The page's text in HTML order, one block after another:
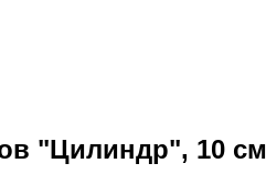
"Цилиндр", 10 см